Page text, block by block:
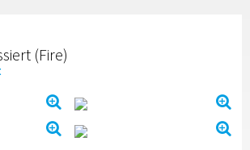
(Fire)